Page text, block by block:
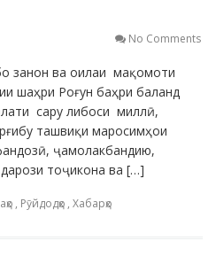
No Comments
занон ва оилаи мақомоти
шаҳри Роғун баҳри баланд
сару либоси миллӣ,
ташвиқи маросимҳои
ҷамолакбандию,
тоҷикона ва […]
, Рӯйдодҳо , Хабарҳо